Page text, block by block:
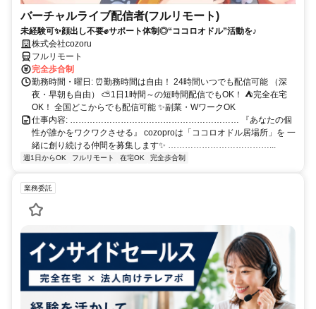
バーチャルライブ配信者(フルリモート)
未経験可✨顔出し不要✊サポート体制◎“ココロオドル”活動を♪
株式会社cozoru
フルリモート
完全歩合制
勤務時間・曜日: ⏰勤務時間は自由！ 24時間いつでも配信可能 （深
夜・早朝も自由） ⛅1日1時間～の短時間配信でもOK！ ⛺完全在宅
OK！ 全国どこからでも配信可能 ✨副業・WワークOK
仕事内容: …………………………………………………… 『あなたの個
性が誰かをワクワクさせる』 cozoproは「ココロオドル居場所」を 一
緒に創り続ける仲間を募集します✨ ………………………………...
週1日からOK フルリモート 在宅OK 完全歩合制
業務委託